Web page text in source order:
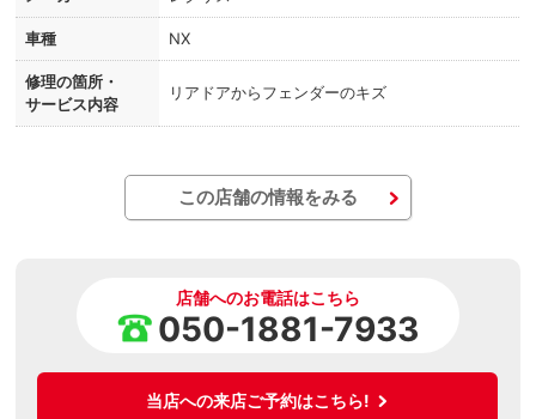
車種 NX
修理の箇所・
サービス内容
リアドアからフェンダーのキズ
この店舗の情報をみる
店舗へのお電話はこちら
050-1881-7933
当店への来店ご予約はこちら!